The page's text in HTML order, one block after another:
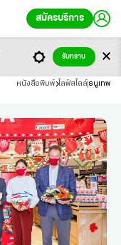
สมัครบริการ
หนังสือพิมพ์ ไลฟ์สไตล์ ธนูเทพ
รับทราบ